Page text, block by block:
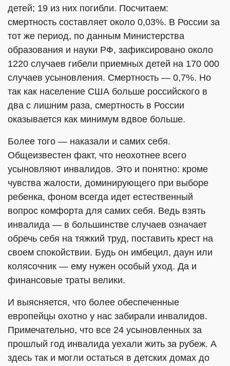
детей; 19 из них погибли. Посчитаем:
смертность составляет около 0,03%. В России за
тот же период, по данным Министерства
образования и науки РФ, зафиксировано около
1220 случаев гибели приемных детей на 170 000
случаев усыновления. Смертность — 0,7%. Но
так как население США больше российского в
два с лишним раза, смертность в России
оказывается как минимум вдвое больше.
Более того — наказали и самих себя.
Общеизвестен факт, что неохотнее всего
усыновляют инвалидов. Это и понятно: кроме
чувства жалости, доминирующего при выборе
ребенка, фоном всегда идет естественный
вопрос комфорта для самих себя. Ведь взять
инвалида — в большинстве случаев означает
обречь себя на тяжкий труд, поставить крест на
своем спокойствии. Будь он имбецил, даун или
колясочник — ему нужен особый уход. Да и
финансовые траты велики.
И выясняется, что более обеспеченные
европейцы охотно у нас забирали инвалидов.
Примечательно, что все 24 усыновленных за
прошлый год инвалида уехали жить за рубеж. А
здесь так и могли остаться в детских домах до